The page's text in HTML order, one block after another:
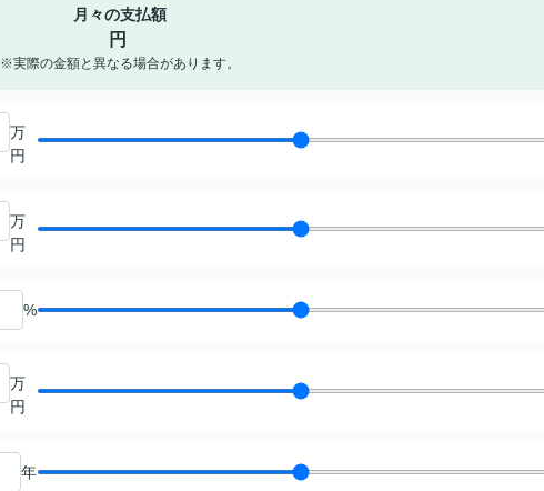
月々の支払額
円
※実際の金額と異なる場合があります。
万
円
万
円
%
万
円
年